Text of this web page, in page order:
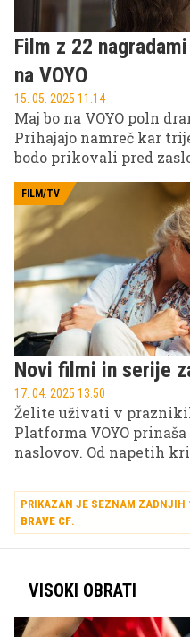
Film z 22
na VOYO
15. 05. 2025 11.14
Maj bo na VOYO poln
Prihajajo namreč kar
bodo prikovali pred
kateri po denar? To
Otoka hudih tipov.
FILM/TV
Novi filmi in serije
17. 04. 2025 13.50
Želite uživati v
Platforma VOYO
naslovov. Od napetih
nove filmske izbire za
primeren za praznične
PRIKAZAN JE SEZNAM ZADNJIH
BRAVE CF.
VISOKI OBRATI